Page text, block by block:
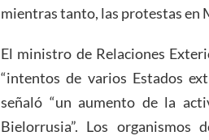
mientras tanto, las protestas en
El ministro de Relaciones
“intentos de varios Estados
señaló “un aumento de la
Bielorrusia”. Los